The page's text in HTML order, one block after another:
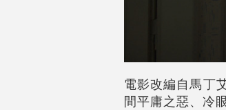
電影改編自馬丁
間平庸之惡、冷